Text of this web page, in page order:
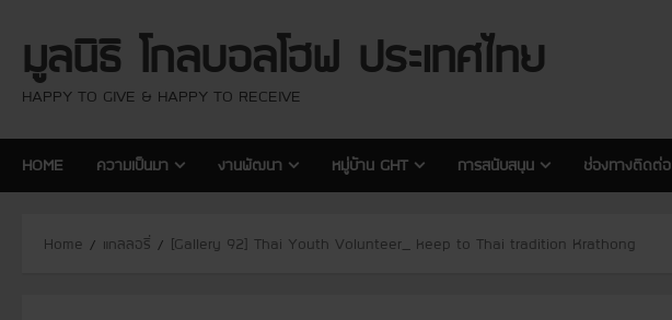
มูลนิธิ โกลบอลโฮฟ ประเทศไทย
HAPPY TO GIVE & HAPPY TO RECEIVE
HOME ความเป็นมา งานพัฒนา หมู่บ้าน GHT การสนับสนุน ช่องทางติดต่อ
Home แกลลอรี่ [Gallery 92] Thai Youth Volunteer_ keep to Thai tradition Krathong